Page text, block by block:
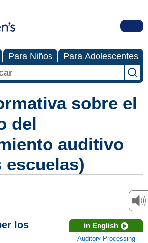
Para Niños Para Adolescentes
sobre el
del
auditivo
escuelas)
in English
Auditory Processing
los